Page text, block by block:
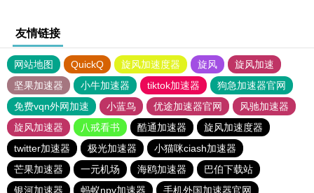
友情链接
网站地图 QuickQ 旋风加速度器 旋风
旋风加速
坚果加速器
小牛加速器 tiktok加速器
狗急加速器官网
免费vqn外网加速
小蓝鸟 优途加速器官网
风驰加速器
旋风加速器
八戒看书 酷通加速器
旋风加速度器
twitter加速器
极光加速器
小猫咪ciash加速器
芒果加速器
一元机场 海鸥加速器
巴伯下载站
银河加速器
蚂蚁npv加速器 手机外国加速器官网